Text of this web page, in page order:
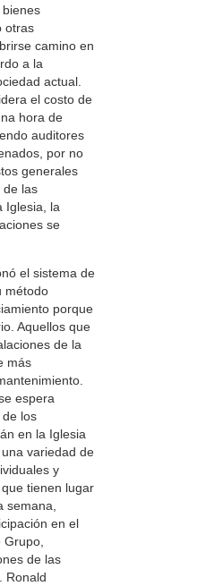
otras
camino en
a la
actual.
el costo de
hora de
auditores
por no
generales
de las
Iglesia, la
se
el sistema de
método
porque
Aquellos que
de la
más
espera
los
en la Iglesia
variedad de
y
tienen lugar
semana,
en el
de las
Ronald